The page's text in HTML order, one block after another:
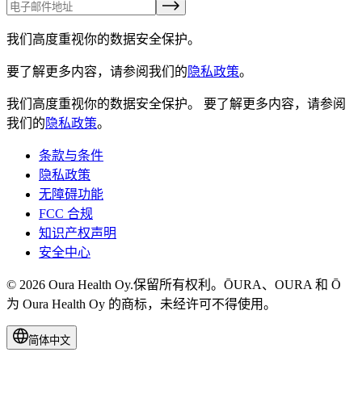
我们高度重视你的数据安全保护。
要了解更多内容，请参阅我们的 隐私政策。
我们高度重视你的数据安全保护。
要了解更多内容，请参阅
我们的 隐私政策。
条款与条件
隐私政策
无障碍功能
FCC 合规
知识产权声明
安全中心
© 2026 Oura Health Oy.保留所有权利。ŌURA、OURA 和 Ō
为 Oura Health Oy 的商标，未经许可不得使用。
简体中文